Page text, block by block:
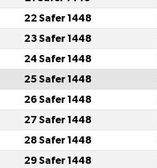
22 Safer 1448
23 Safer 1448
24 Safer 1448
25 Safer 1448
26 Safer 1448
27 Safer 1448
28 Safer 1448
29 Safer 1448